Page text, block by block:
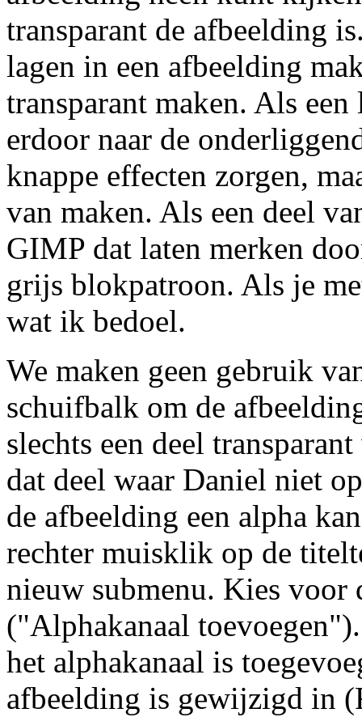
transparant de afbeelding
lagen in een afbeelding
transparant maken. Als
erdoor naar de
knappe effecten zorgen,
van maken. Als een deel
GIMP dat laten merken
grijs blokpatroon. Als je
wat ik bedoel.
We maken geen gebruik
schuifbalk om de
slechts een deel
dat deel waar Daniel niet
de afbeelding een alpha
rechter muisklik op de
nieuw submenu. Kies
("Alphakanaal
het alphakanaal is
afbeelding is gewijzigd in